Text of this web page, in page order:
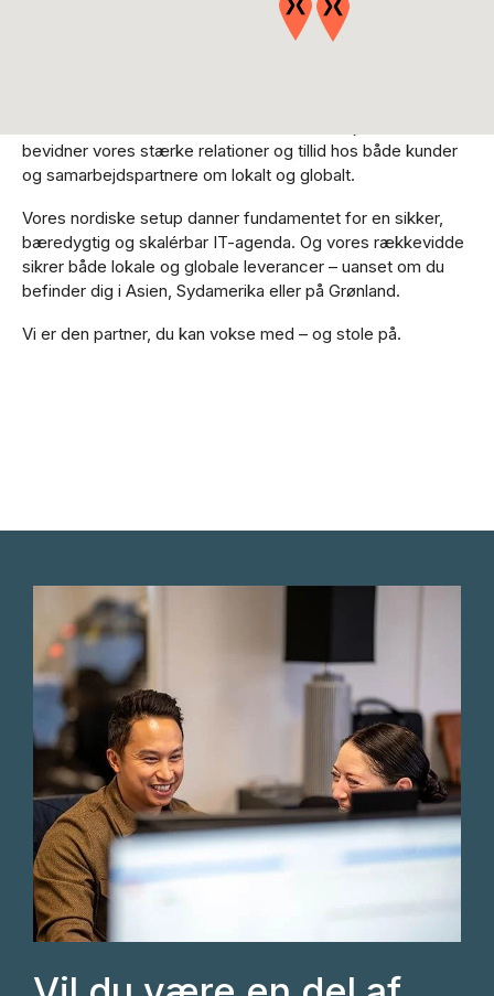
bevidner vores stærke relationer og tillid hos både kunder
og samarbejdspartnere om lokalt og globalt.
Vores nordiske setup danner fundamentet for en sikker,
bæredygtig og skalérbar IT-agenda. Og vores rækkevidde
sikrer både lokale og globale leverancer – uanset om du
befinder dig i Asien, Sydamerika eller på Grønland.
Vi er den partner, du kan vokse med – og stole på.